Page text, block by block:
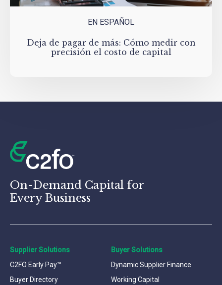
EN ESPAÑOL
Deja de pagar de más: Cómo medir con
precisión el costo de capital
On-Demand Capital for
Every Business
Supplier Solutions
C2FO Early Pay™
Buyer Directory
Buyer Solutions
Dynamic Supplier Finance
Working Capital